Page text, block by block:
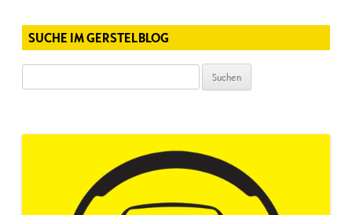
SUCHE IM GERSTELBLOG
nach: